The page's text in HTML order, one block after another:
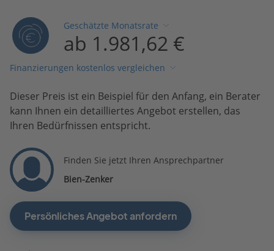
Geschätzte Monatsrate
ab 1.981,62 €
Finanzierungen kostenlos vergleichen
Dieser Preis ist ein Beispiel für den Anfang, ein Berater
kann Ihnen ein detailliertes Angebot erstellen, das
Ihren Bedürfnissen entspricht.
Finden Sie jetzt Ihren Ansprechpartner
Bien-Zenker
Persönliches Angebot anfordern